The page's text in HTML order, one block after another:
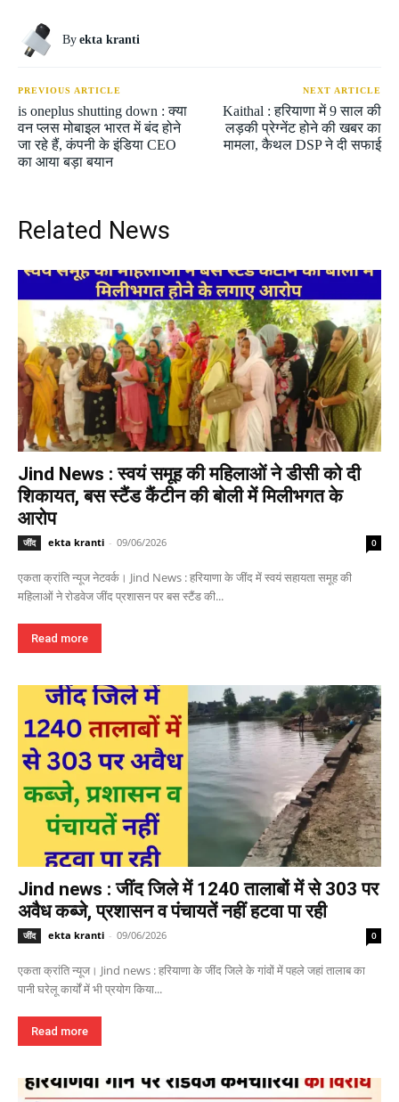
By ekta kranti
PREVIOUS ARTICLE
is oneplus shutting down : क्या
वन प्लस मोबाइल भारत में बंद होने
जा रहे हैं, कंपनी के इंडिया CEO
का आया बड़ा बयान
NEXT ARTICLE
Kaithal : हरियाणा में 9 साल की
लड़की प्रेग्नेंट होने की खबर का
मामला, कैथल DSP ने दी सफाई
Related News
Jind News : स्वयं समूह की महिलाओं ने डीसी को दी
शिकायत, बस स्टैंड कैंटीन की बोली में मिलीभगत के
आरोप
जींद ekta kranti - 09/06/2026 0
एकता क्रांति न्यूज नेटवर्क। Jind News : हरियाणा के जींद में स्वयं सहायता समूह की
महिलाओं ने रोडवेज जींद प्रशासन पर बस स्टैंड की...
Read more
Jind news : जींद जिले में 1240 तालाबों में से 303 पर
अवैध कब्जे, प्रशासन व पंचायतें नहीं हटवा पा रही
जींद ekta kranti - 09/06/2026 0
एकता क्रांति न्यूज। Jind news : हरियाणा के जींद जिले के गांवों में पहले जहां तालाब का
पानी घरेलू कार्यों में भी प्रयोग किया...
Read more